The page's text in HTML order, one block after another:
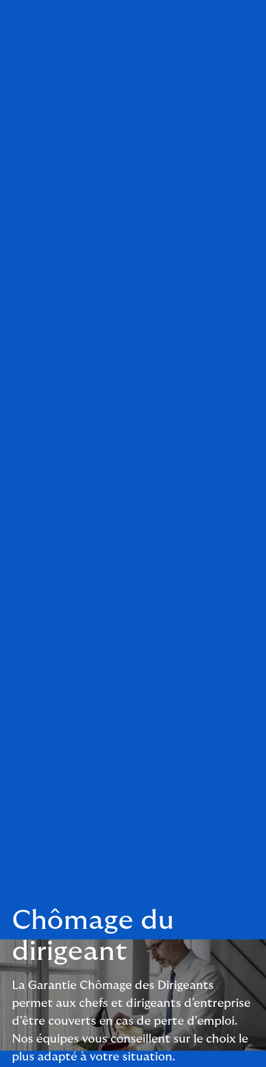
Chômage du
dirigeant
La Garantie Chômage des Dirigeants
permet aux chefs et dirigeants d’entreprise
d’être couverts en cas de perte d'emploi.
Nos équipes vous conseillent sur le choix le
plus adapté à votre situation.